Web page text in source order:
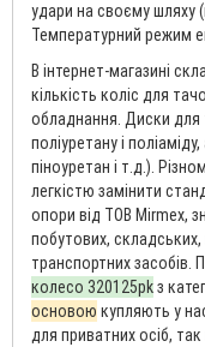
удари на своєму шляху
Температурний режим
В інтернет-магазині
кількість коліс для
обладнання. Диски для
поліуретану і
піноуретан і т.д.).
легкістю замінити
опори від ТОВ Mirmex,
побутових,
транспортних засобів.
колесо 320125pkз
основою купляють у
для приватних осіб, так